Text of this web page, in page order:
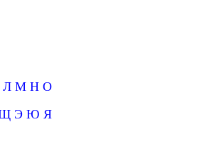
Л М Н О
Э Ю Я